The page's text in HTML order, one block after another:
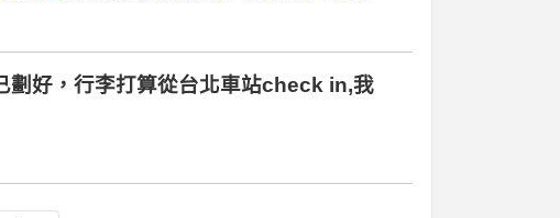
劃好，行李打算從台北車站check in,我